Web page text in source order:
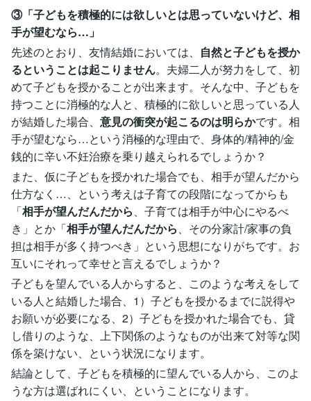
③「子どもを積極的には欲しいとは思っていないけど、相
手が望むなら…」
先述のとおり、友情結婚においては、 自然と子どもを授か
るということは起こりません。夫婦二人が努力をして、初
めて子どもを授かることが出来ます。そんな中、子どもを
持つことに消極的な人と、積極的に欲しいと思っている人
が結婚した場合、 意見の衝突が起こるのは明らかです。相
手が望むなら…という消極的な理由で、身体的/精神的/金
銭的に辛い不妊治療を乗り越えられるでしょうか？
また、仮に子どもを授かれた場合でも、相手が望んだから
仕方なく…、という考えは子育ての段階になってからも
「相手が望んだんだから、子育ては相手が中心にやるべ
き」とか「相手が望んだんだから、その分家計/家事の負
担は相手が多く持つべき」という思想になりがちです。お
互いにそれって幸せと言えるでしょうか？
子どもを望んでいる人からすると、このような考えをして
いる人と結婚した場合、1）子どもを授かるまでに説得や
お願いが必要になる、2）子どもを授かれた場合でも、貸
し借りのような、上下関係のようなものが出来て対等な関
係を築けない、という状況になります。
結論として、子どもを積極的に望んでいる人から、このよ
うな方は選ばれにくい、ということになります。